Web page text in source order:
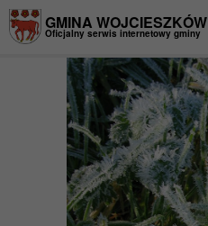
GMINA WOJCIESZKÓW
Oficjalny serwis internetowy gminy